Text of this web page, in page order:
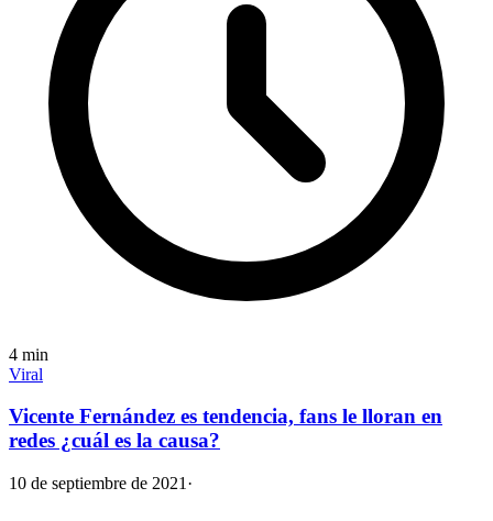
4 min
Viral
Vicente Fernández es tendencia, fans le lloran en
redes ¿cuál es la causa?
10 de septiembre de 2021 ·